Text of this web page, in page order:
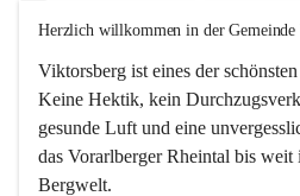
Herzlich willkommen in der Gemeinde
Viktorsberg ist eines der
Keine Hektik, kein
gesunde Luft und eine
das Vorarlberger Rheintal bis
Bergwelt.